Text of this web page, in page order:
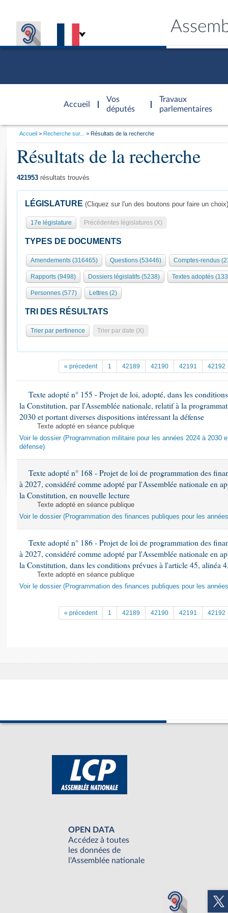
Accueil
d'accueil
Vos
députés
Travaux
parlementaires
Présidence
577 députés
Groupes politiques
Élections législatives
Séance publique
Commissions et autres organes
Europe et International
Contrôle et évaluation
Congrès
Pétitions
Documents parlementaires
Propositions de loi
Amendements
Textes adoptés
Rapports d'information
Rapports d'enquête
Rapports législatifs
Rapports sur l'application des lois
Baromètre de l’application des lois
Questions écrites et orales
Comptes rendus des débats
Général
Rôle et pouvoirs de l'Assemblée
Organisation de l'Assemblée
Présidence Conférence des Présidents Bureau Collège des
Statistiques et chiffres clés
Transparence et déontologie
Histoire
Juniors
Anciennes législatures
Liens vers les sites publics
Visiter l'Assemblée
Visite virtuelle du palais Bourbon
Assister à une séance
Accès des chercheurs à l’Assemblée
Les évènements
Les archives
Photos libres de droit
Vous
Accueil Recherche sur... Résultats de la recherche
Résultats de la recherche
421953 résultats trouvés
LÉGISLATURE (Cliquez sur l'un des boutons pour faire un choix)
17e législature Précédentes législatures (X)
TYPES DE DOCUMENTS
Amendements (316465) Questions (53446) Comptes-rendus
Rapports (9498) Dossiers législatifs (5238) Textes adoptés
Personnes (577) Lettres (2)
TRI DES RÉSULTATS
Trier par pertinence Trier par date (X)
« précedent 1 42189 42190 42191 42192
Texte adopté n° 155 - Projet de loi, adopté, dans les
la Constitution, par l'Assemblée nationale, relatif à la
2030 et portant diverses dispositions intéressant la défense
Texte adopté en séance publique
Voir le dossier (Programmation militaire pour les années 2024 à 2030
défense)
Texte adopté n° 168 - Projet de loi de programmation des
à 2027, considéré comme adopté par l'Assemblée nationale en
la Constitution, en nouvelle lecture
Texte adopté en séance publique
Voir le dossier (Programmation des finances publiques pour les
Texte adopté n° 186 - Projet de loi de programmation des
à 2027, considéré comme adopté par l'Assemblée nationale en
la Constitution, dans les conditions prévues à l'article 45, alinéa
Texte adopté en séance publique
Voir le dossier (Programmation des finances publiques pour les
« précedent 1 42189 42190 42191 42192
OPEN DATA
Accédez à toutes
les données de
l'Assemblée nationale